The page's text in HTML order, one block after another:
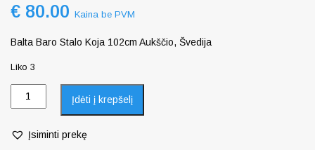
€ 80.00 Kaina be PVM
Balta Baro Stalo Koja 102cm Aukščio, Švedija
Liko 3
Įdėti į krepšelį
Įsiminti prekę